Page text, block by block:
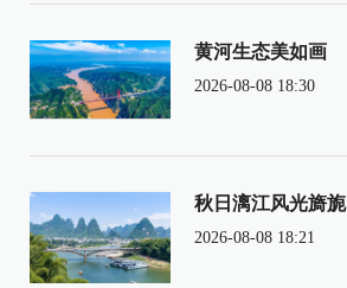
黄河生态美如画
2026-08-08 18:30
秋日漓江风光旖旎
2026-08-08 18:21